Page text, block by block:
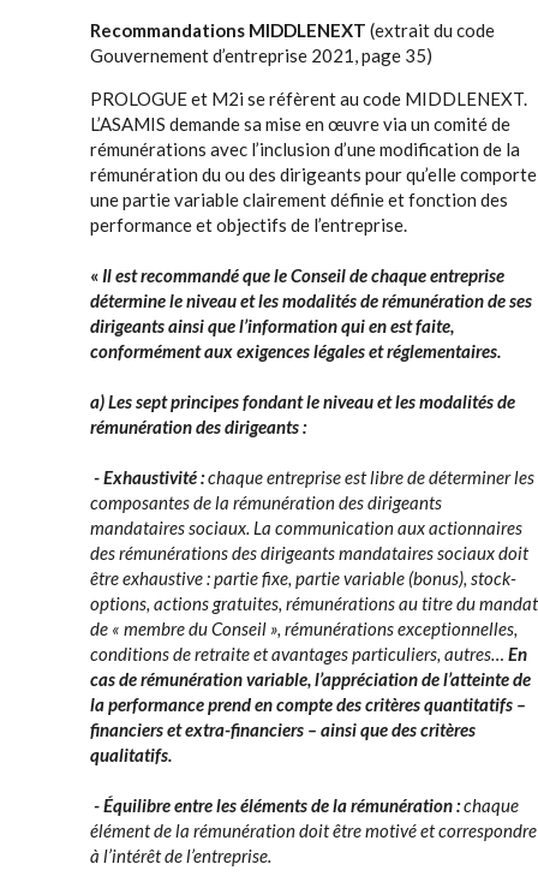
Recommandations MIDDLENEXT (extrait du code
Gouvernement d’entreprise 2021, page 35)
PROLOGUE et M2i se réfèrent au code MIDDLENEXT.
L’ASAMIS demande sa mise en œuvre via un comité de
rémunérations avec l’inclusion d’une modification de la
rémunération du ou des dirigeants pour qu’elle comporte
une partie variable clairement définie et fonction des
performance et objectifs de l’entreprise.
« Il est recommandé que le Conseil de chaque entreprise
détermine le niveau et les modalités de rémunération de ses
dirigeants ainsi que l’information qui en est faite,
conformément aux exigences légales et réglementaires.
a) Les sept principes fondant le niveau et les modalités de
rémunération des dirigeants :
- Exhaustivité :chaque entreprise est libre de déterminer les
composantes de la rémunération des dirigeants
mandataires sociaux. La communication aux actionnaires
des rémunérations des dirigeants mandataires sociaux doit
être exhaustive : partie fixe, partie variable (bonus), stock-
options, actions gratuites, rémunérations au titre du mandat
de « membre du Conseil », rémunérations exceptionnelles,
conditions de retraite et avantages particuliers, autres… En
cas de rémunération variable, l’appréciation de l’atteinte de
la performance prend en compte des critères quantitatifs –
financiers et extra-financiers – ainsi que des critères
qualitatifs.
- Équilibre entre les éléments de la rémunération :chaque
élément de la rémunération doit être motivé et correspondre
à l’intérêt de l’entreprise.